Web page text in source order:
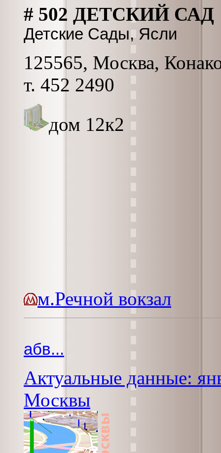
# 502 ДЕТСКИЙ САД
Детские Сады, Ясли
125565, Москва,
т. 452 2490
дом 12к2
м.Речной вокзал
абв...
Актуальные данные:
Москвы